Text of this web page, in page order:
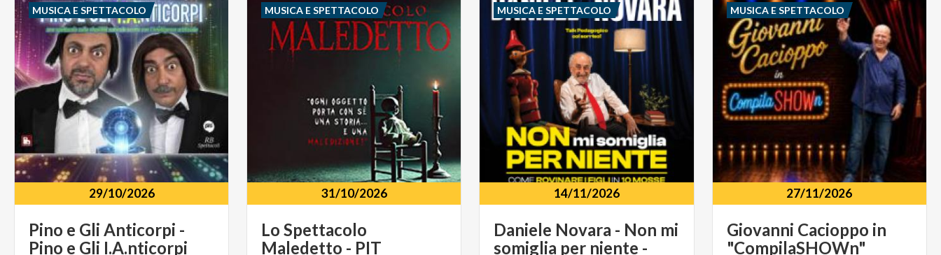
29/10/2026
Pino e Gli Anticorpi -
Pino e Gli I.A.nticorpi
MUSICA E SPETTACOLO
31/10/2026
Lo Spettacolo
Maledetto - PIT
MUSICA E SPETTACOLO
14/11/2026
Daniele Novara - Non mi
somiglia per niente -
MUSICA E SPETTACOLO
27/11/2026
Giovanni Cacioppo in
"CompilaSHOWn"
MUSICA E SPETTACOLO